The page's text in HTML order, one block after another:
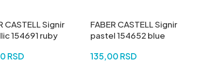
CASTELL Signir
154691 ruby
RSD
FABER CASTELL Signir
pastel 154652 blue
135,00 RSD